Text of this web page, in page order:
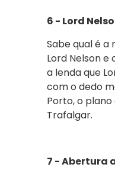
6 - Lord
Sabe qual é a
Lord Nelson e
a lenda que
com o dedo
Porto, o
Trafalgar.
7 - Abertura